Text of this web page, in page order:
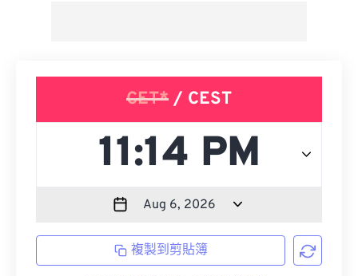
CET* / CEST
複製到剪貼簿